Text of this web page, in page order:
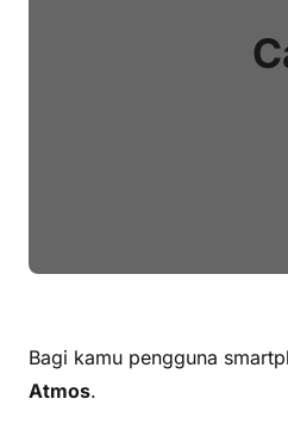
Bagi kamu pengguna
Atmos.